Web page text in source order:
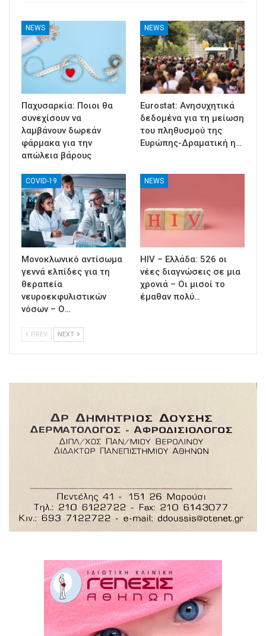
NEWS
Παχυσαρκία: Ποιοι θα
συνεχίσουν να
λαμβάνουν δωρεάν
φάρμακα για την
απώλεια βάρους
NEWS
Eurostat: Ανησυχητικά
δεδομένα για τη μείωση
του πληθυσμού της
Ευρώπης-Δραματική η…
COVID-19
Μονοκλωνικό αντίσωμα
γεννά ελπίδες για τη
θεραπεία
νευροεκφυλιστικών
νόσων – Ο…
NEWS
HIV – Ελλάδα: 526 οι
νέες διαγνώσεις σε μια
χρονιά – Οι μισοί το
έμαθαν πολύ…
PREV NEXT